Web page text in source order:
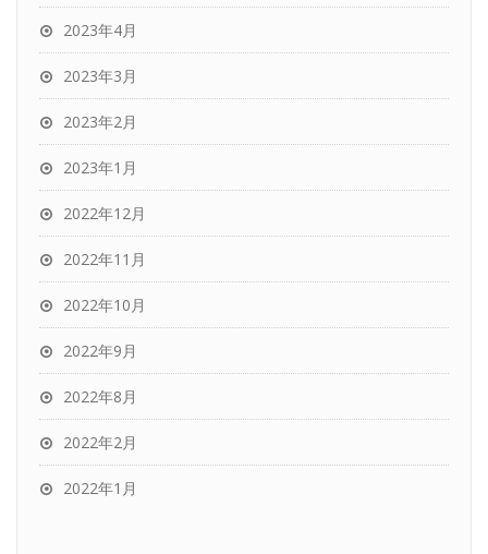
2023年4月
2023年3月
2023年2月
2023年1月
2022年12月
2022年11月
2022年10月
2022年9月
2022年8月
2022年2月
2022年1月